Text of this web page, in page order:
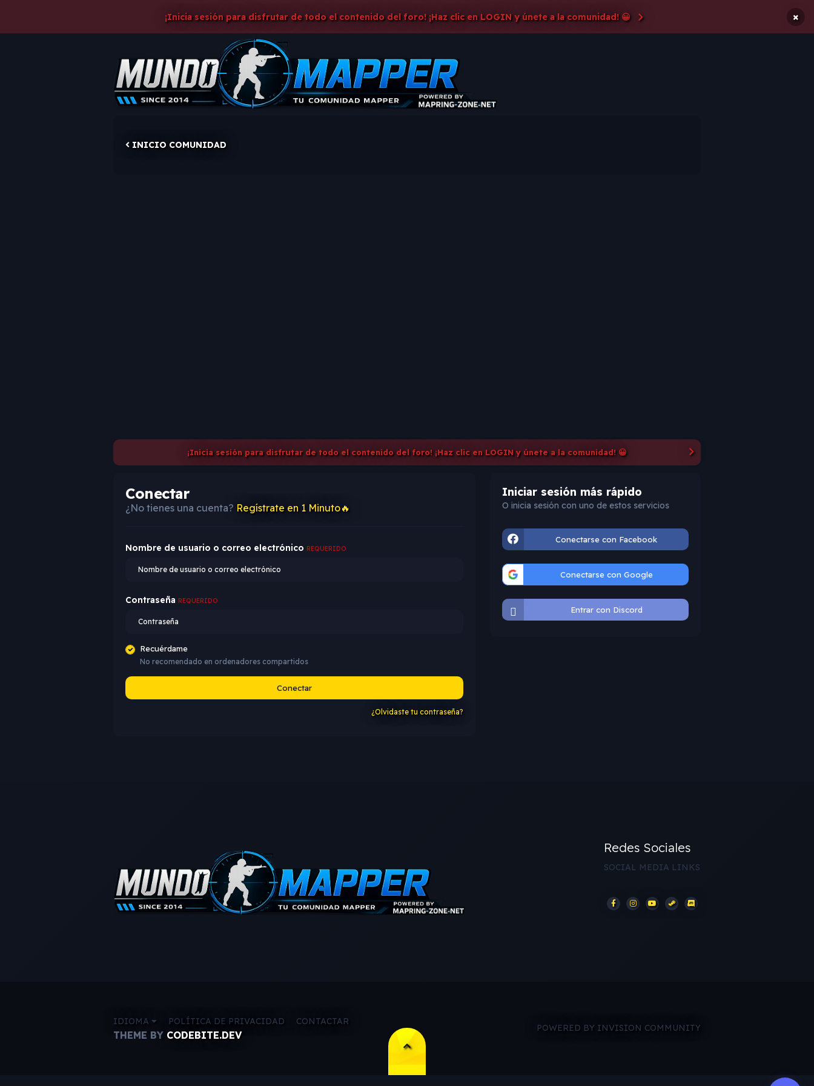
¡Inicia sesión para disfrutar de todo el contenido del foro! ¡Haz clic en LOGIN y únete a la comunidad! 😀 ×
INICIO COMUNIDAD
¡Inicia sesión para disfrutar de todo el contenido del foro! ¡Haz clic en LOGIN y únete a la comunidad! 😀
Conectar
¿No tienes una cuenta? Regístrate en 1 Minuto🔥
Nombre de usuario o correo electrónico REQUERIDO
Contraseña REQUERIDO
Recuérdame
No recomendado en ordenadores compartidos
Conectar
¿Olvidaste tu contraseña?
Iniciar sesión más rápido
O inicia sesión con uno de estos servicios
Conectarse con Facebook
Conectarse con Google
Entrar con Discord
Redes Sociales
SOCIAL MEDIA LINKS
IDIOMA POLÍTICA DE PRIVACIDAD CONTACTAR
THEME BY CODEBITE.DEV
POWERED BY INVISION COMMUNITY